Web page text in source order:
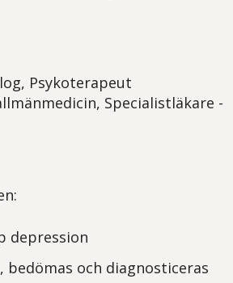
Psykoterapeut
Specialistläkare -
depression
och diagnosticeras